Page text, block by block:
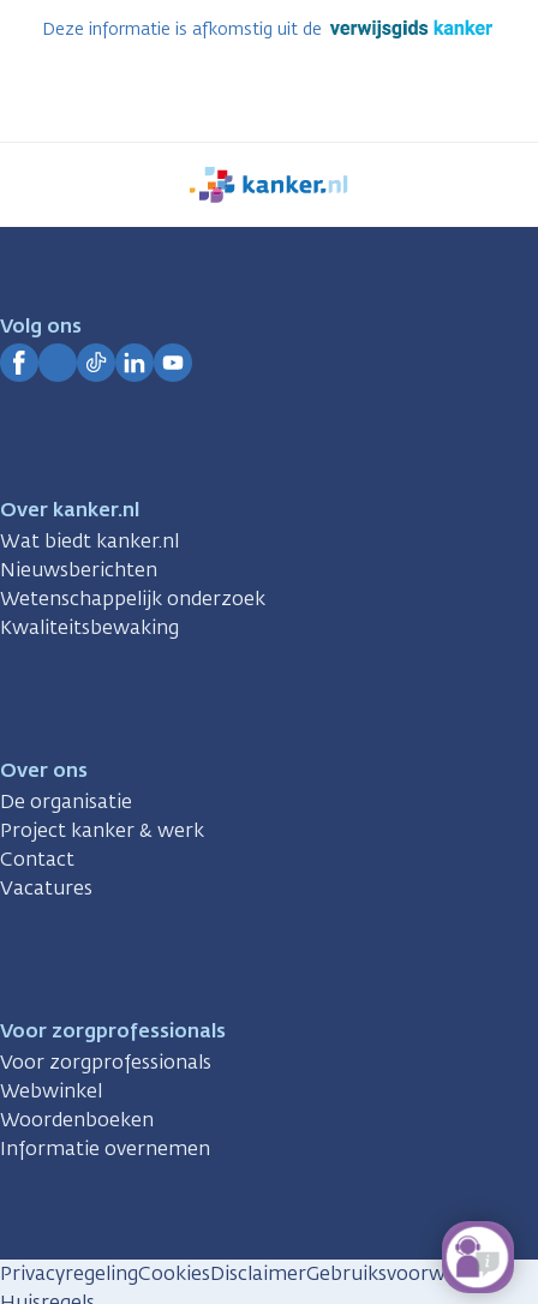
Deze informatie is afkomstig uit de
We
zijn
Volg ons
Over kanker.nl
Wat biedt kanker.nl
Nieuwsberichten
Wetenschappelijk onderzoek
Kwaliteitsbewaking
Over ons
De organisatie
Project kanker & werk
Contact
Vacatures
Voor zorgprofessionals
Voor zorgprofessionals
Webwinkel
Woordenboeken
Informatie overnemen
PrivacyregelingCookiesDisclaimerGebruiksvoorwaarden